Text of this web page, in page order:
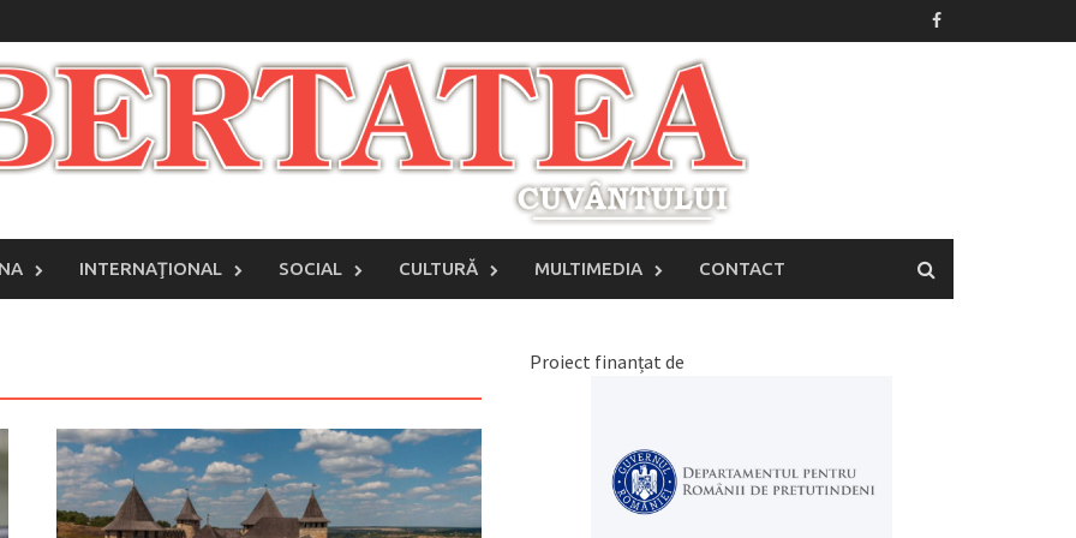
INTERNAŢIONAL SOCIAL CULTURĂ MULTIMEDIA CONTACT
Proiect finanțat de